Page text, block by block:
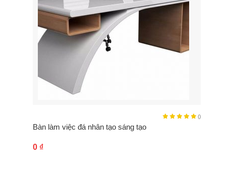
()
Bàn làm việc đá nhân tạo sáng tạo
0 ₫